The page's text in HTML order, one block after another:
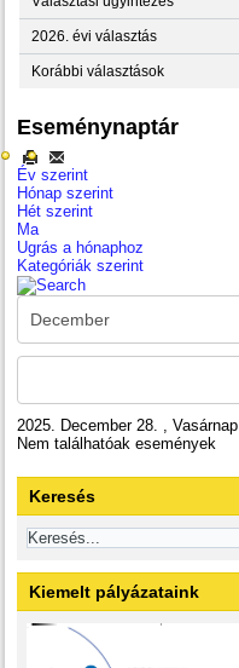
2026. évi választás
Korábbi választások
Eseménynaptár
Év szerint
Hónap szerint
Hét szerint
Ma
Ugrás a hónaphoz
Kategóriák szerint
2025. December 28. , Vasárnap
Nem találhatóak események
Keresés
Kiemelt pályázataink